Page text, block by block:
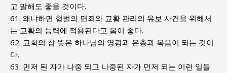
고 말해도 좋을 것이다.
61. 왜냐하면 형벌의 면죄와 교황 관리의 유보 사건을 위해서
는 교황의 능력에 적용된다고 봄이 좋다.
62. 교회의 참 뜻은 하나님의 영광과 은총과 복음이 되는 것이
다.
63. 먼저 된 자가 나중 되고 나중된 자가 먼저 되는 이런 일들